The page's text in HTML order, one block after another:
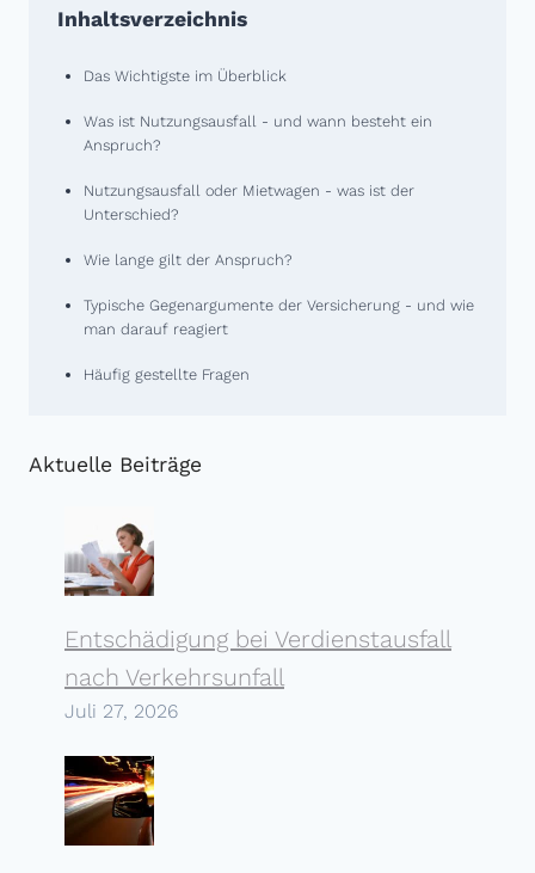
Inhaltsverzeichnis
Das Wichtigste im Überblick
Was ist Nutzungsausfall - und wann besteht ein
Anspruch?
Nutzungsausfall oder Mietwagen - was ist der
Unterschied?
Wie lange gilt der Anspruch?
Typische Gegenargumente der Versicherung - und wie
man darauf reagiert
Häufig gestellte Fragen
Aktuelle Beiträge
Entschädigung bei Verdienst­ausfall
nach Verkehrs­unfall
Juli 27, 2026